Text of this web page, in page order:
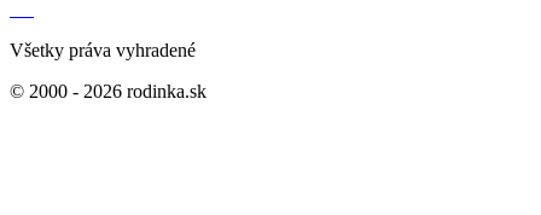
Všetky práva vyhradené
© 2000 - 2026 rodinka.sk